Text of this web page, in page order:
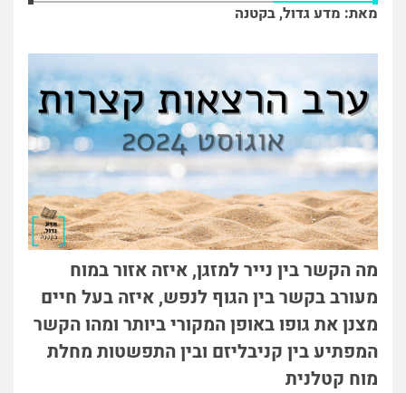
מאת: מדע גדול, בקטנה
מה הקשר בין נייר למזגן, איזה אזור במוח
מעורב בקשר בין הגוף לנפש, איזה בעל חיים
מצנן את גופו באופן המקורי ביותר ומהו הקשר
המפתיע בין קניבליזם ובין התפשטות מחלת
מוח קטלנית